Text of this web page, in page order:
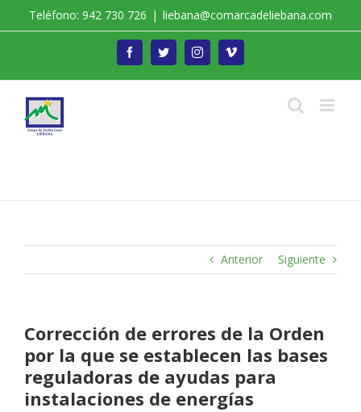
Teléfono: 942 730 726 | liebana@comarcadeliebana.com
FacebookTwitterInstagramVimeo
Anterior Siguiente
Corrección de errores de la Orden
por la que se establecen las bases
reguladoras de ayudas para
instalaciones de energías